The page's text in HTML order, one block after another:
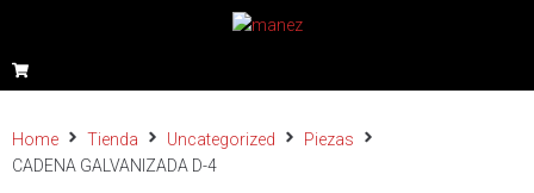
Home Tienda Uncategorized
Piezas
CADENA GALVANIZADA D-4